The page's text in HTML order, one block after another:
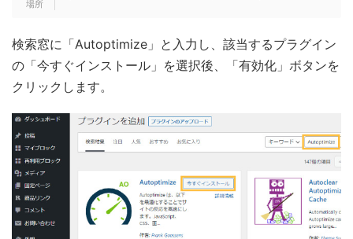
検索窓に「Autoptimize」と入力し、該当するプラグイン
の「今すぐインストール」を選択後、「有効化」ボタンを
クリックします。